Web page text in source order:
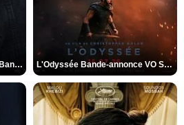
Spider-Man: Brand New Day Bande-annonce VO STFR L'Odyssée Bande-annonce VO STFR